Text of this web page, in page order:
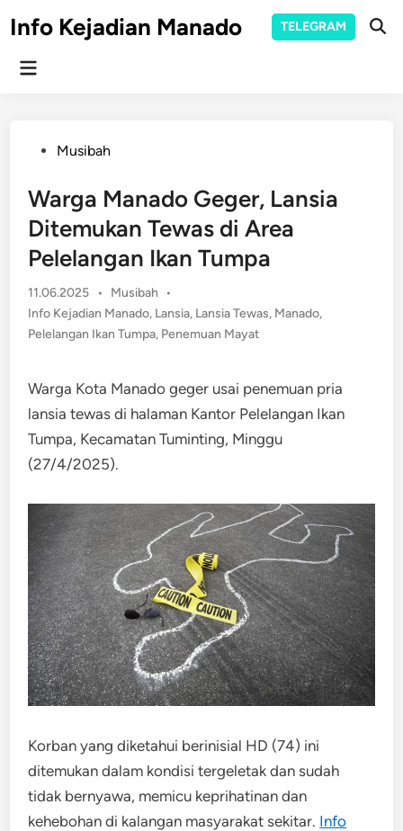
toInfo Kejadian Manado TELEGRAM
Main
PostedMusibah
Warga Manado Geger, Lansia
Ditemukan Tewas di Area
Pelelangan Ikan Tumpa
11.06.2025 •
Posted
in
Musibah
•
Info Kejadian Manado, Lansia, Lansia Tewas, Manado,
Pelelangan Ikan Tumpa, Penemuan Mayat
Warga Kota Manado geger usai penemuan pria
lansia tewas di halaman Kantor Pelelangan Ikan
Tumpa, Kecamatan Tuminting, Minggu
(27/4/2025).
Korban yang diketahui berinisial HD (74) ini
ditemukan dalam kondisi tergeletak dan sudah
tidak bernyawa, memicu keprihatinan dan
kehebohan di kalangan masyarakat sekitar. Info